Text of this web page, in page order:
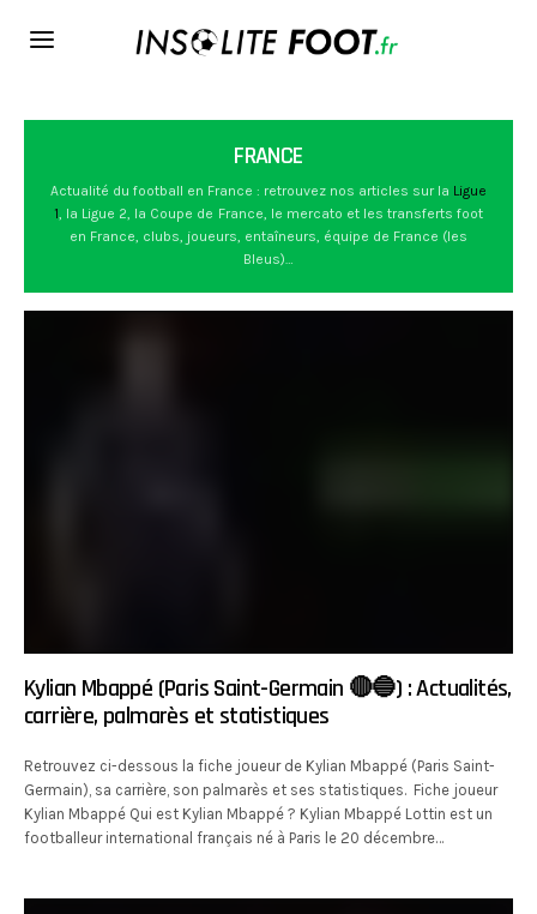
FRANCE
Actualité du football en France : retrouvez nos articles sur la Ligue
1, la Ligue 2, la Coupe de France, le mercato et les transferts foot
en France, clubs, joueurs, entaîneurs, équipe de France (les
Bleus)…
Kylian Mbappé (Paris Saint-Germain 🔴🔵) : Actualités,
carrière, palmarès et statistiques
Retrouvez ci-dessous la fiche joueur de Kylian Mbappé (Paris Saint-
Germain), sa carrière, son palmarès et ses statistiques. Fiche joueur
Kylian Mbappé Qui est Kylian Mbappé ? Kylian Mbappé Lottin est un
footballeur international français né à Paris le 20 décembre…